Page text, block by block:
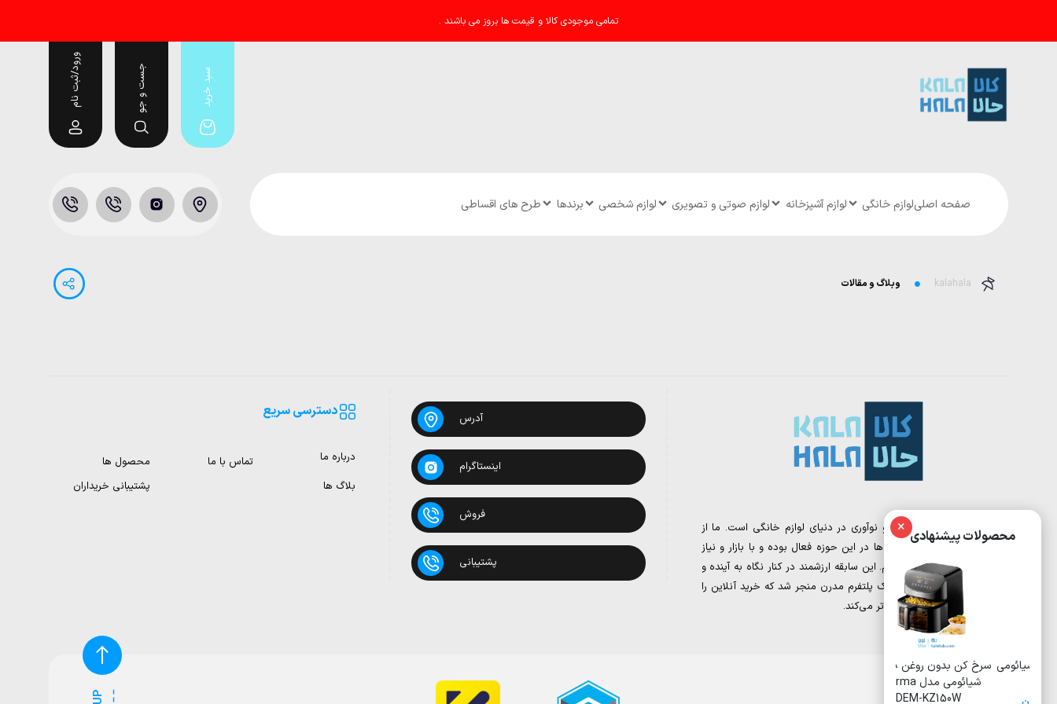
× محصولات پیشنهادی
سرخ کن بدون روغن 8 لیتری
شیائومی مدل Deerma
DEM-KZ150W
تمامی موجودی کالا و قیمت ها بروز می باشند .
سبد خرید جست و جو ورود/ثبت نام
صفحه اصلیلوازم خانگی لوازم آشپزخانه لوازم صوتی و تصویری لوازم شخصی برندها طرح های اقساطی
kalahala وبلاگ و مقالات
کالا حالا، نقطه تلاقی تجربه و نوآوری در دنیای لوازم خانگی است. ما از
تیمی تشکیل شده‌ایم که سال‌ها در این حوزه فعال بوده و با بازار و نیاز
مشتریان به‌خوبی آشنا هستیم. این سابقه ارزشمند در کنار نگاه به آینده و
دیجیتال مارکتینگ، به خلق یک پلتفرم مدرن منجر شد که خرید آنلاین را
برای شما ساده‌تر و هوشمندانه‌تر می‌کند.
آدرس
اینستاگرام
فروش
پشتیبانی
دسترسی سریع
درباره ما تماس با ما
محصول ها
بلاگ ها
پشتیبانی خریداران